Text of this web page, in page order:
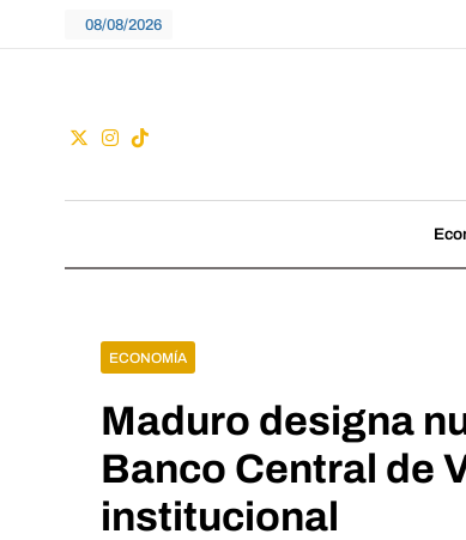
08/08/2026
ECONOMÍA
Maduro designa
Banco Central de
institucional